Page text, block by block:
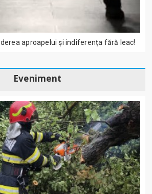
aproapelui și indiferența fără leac!
Eveniment